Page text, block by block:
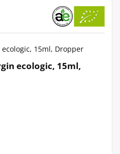
ecologic, 15ml,